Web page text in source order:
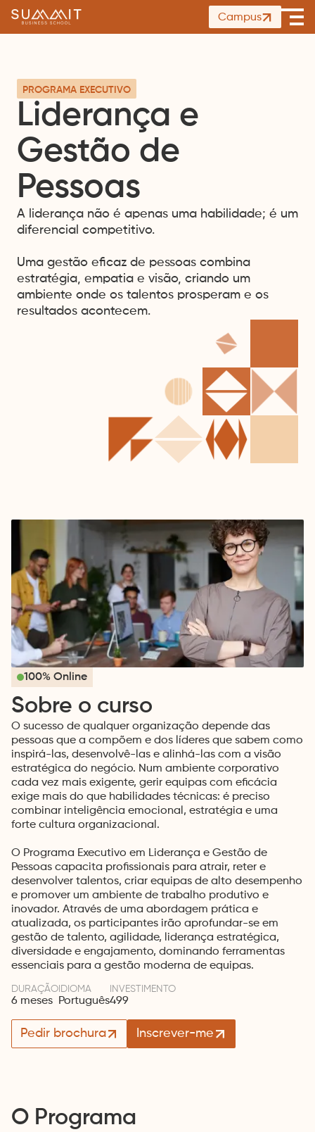
Summit
Business
Campus
PROGRAMA EXECUTIVO
Liderança e
Gestão de
Pessoas
A liderança não é apenas uma habilidade; é um
diferencial competitivo.
Uma gestão eficaz de pessoas combina
estratégia, empatia e visão, criando um
ambiente onde os talentos prosperam e os
resultados acontecem.
100% Online
Sobre o curso
O sucesso de qualquer organização depende das
pessoas que a compõem e dos líderes que sabem como
inspirá-las, desenvolvê-las e alinhá-las com a visão
estratégica do negócio. Num ambiente corporativo
cada vez mais exigente, gerir equipas com eficácia
exige mais do que habilidades técnicas: é preciso
combinar inteligência emocional, estratégia e uma
forte cultura organizacional.
O Programa Executivo em Liderança e Gestão de
Pessoas capacita profissionais para atrair, reter e
desenvolver talentos, criar equipas de alto desempenho
e promover um ambiente de trabalho produtivo e
inovador. Através de uma abordagem prática e
atualizada, os participantes irão aprofundar-se em
gestão de talento, agilidade, liderança estratégica,
diversidade e engajamento, dominando ferramentas
essenciais para a gestão moderna de equipas.
DURAÇÃO
6 meses
IDIOMA
Português
INVESTIMENTO
499
Pedir brochura Inscrever-me
O Programa